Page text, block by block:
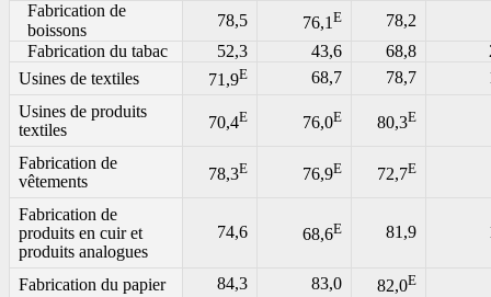
Fabrication de
boissons
78,5 76,1E
78,2
Fabrication du tabac
52,3 43,6 68,8
Usines de textiles
71,9E 68,7 78,7
Usines de produits
textiles
70,4E 76,0E 80,3E
Fabrication de
vêtements
78,3E 76,9E 72,7E
Fabrication de
produits en cuir et
produits analogues
74,6 68,6E 81,9
Fabrication du papier 84,3 83,0 82,0E